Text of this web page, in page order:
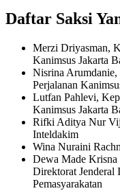
Daftar Saksi
Merzi Driyasman,
Kanimsus Jakarta
Nisrina Arumdanie,
Perjalanan
Lutfan Pahlevi,
Kanimsus Jakarta
Rifki Aditya Nur
Inteldakim
Wina Nuraini
Dewa Made Krisna
Direktorat Jenderal
Pemasyarakatan